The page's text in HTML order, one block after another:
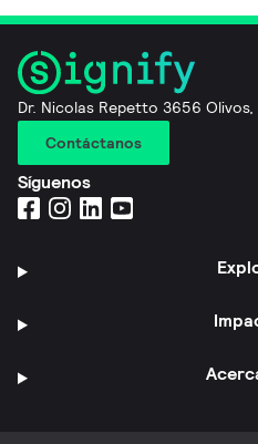
Dr. Nicolas Repetto 3656
Contáctanos
Síguenos